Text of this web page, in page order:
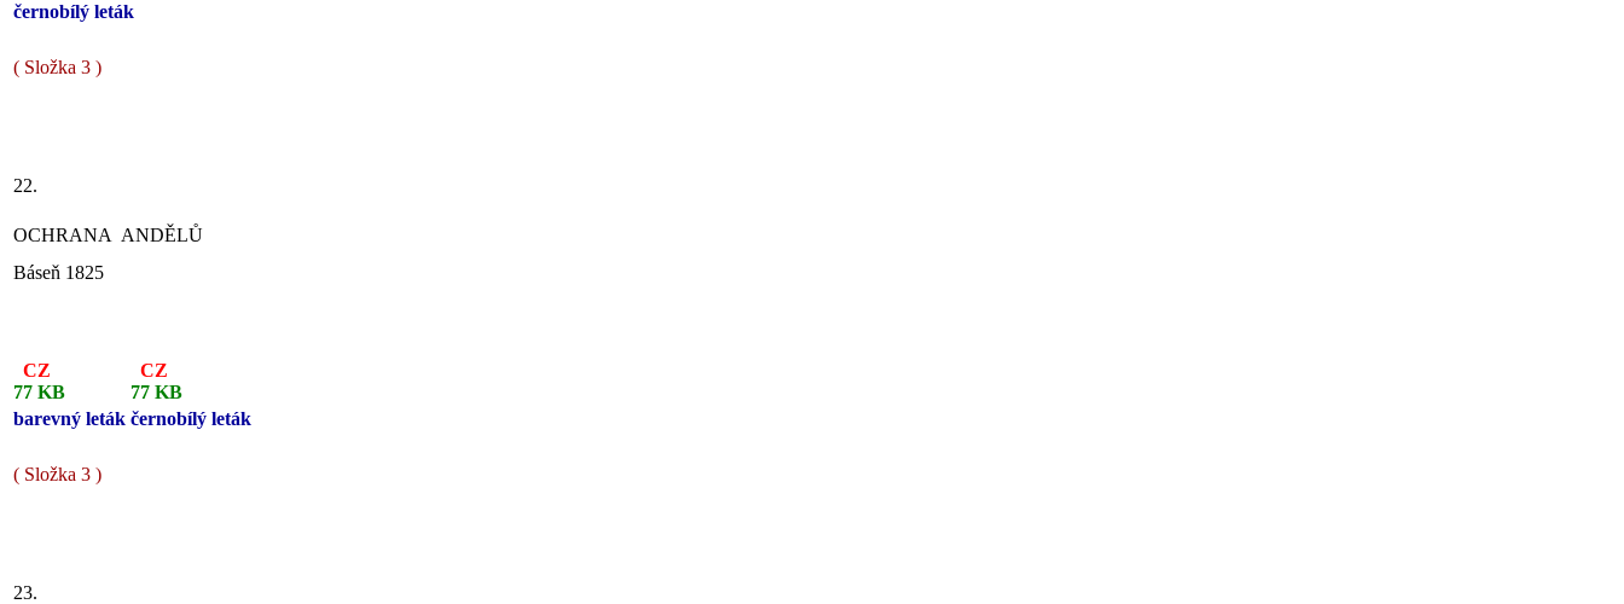
černobílý leták
( Složka 3 )
22.
OCHRANA ANDĚLŮ
Báseň 1825
CZ
77 KB
barevný leták
CZ
77 KB
černobílý leták
( Složka 3 )
23.